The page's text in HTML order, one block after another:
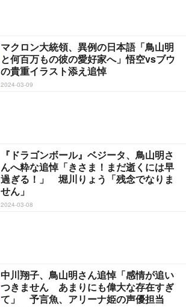
マクロン大統領、異例の日本語「鳥山明
と何百万もの彼の愛好家へ」悟空vsブウ
の貴重イラスト添え追悼
2024-03-09
『ドラゴンボール』ベジータ、鳥山明さ
んへ粋な追悼「きさま！まだ逝くには早
過ぎる！」 堀川りょう「残念でなりま
せん」
2024-03-08
中川翔子、鳥山明さん追悼「感情が追い
つきません あまりにも偉大な存在すぎ
て」 予言魚、アリーナ姫の声優担当